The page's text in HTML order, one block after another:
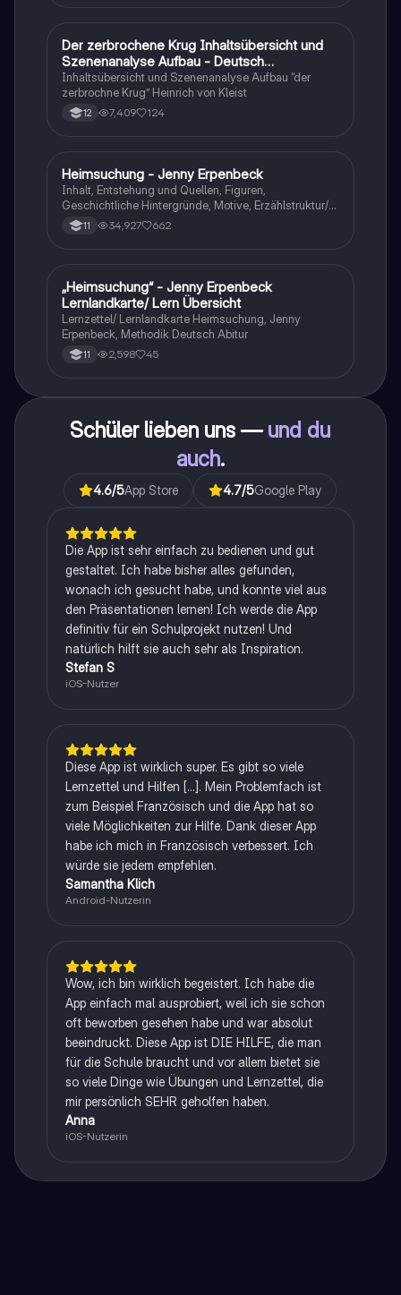
Deutsch
Der zerbrochene Krug Inhaltsübersicht und
Szenenanalyse Aufbau - Deutsch
Q1/Q2/Abitur
Inhaltsübersicht und Szenenanalyse Aufbau “der
zerbrochne Krug” Heinrich von Kleist
12 7,409 124
Deutsch
Heimsuchung - Jenny Erpenbeck
Inhalt, Entstehung und Quellen, Figuren,
Geschichtliche Hintergründe, Motive, Erzählstruktur/-
stil 11 34,927 662
Deutsch
„Heimsuchung“ - Jenny Erpenbeck
Lernlandkarte/ Lern Übersicht
Lernzettel/ Lernlandkarte Heimsuchung, Jenny
Erpenbeck, Methodik Deutsch Abitur
11 2,598 45
Schüler lieben uns — und du
auch.
4.6/5App Store 4.7/5Google Play
Die App ist sehr einfach zu bedienen und gut
gestaltet. Ich habe bisher alles gefunden,
wonach ich gesucht habe, und konnte viel aus
den Präsentationen lernen! Ich werde die App
definitiv für ein Schulprojekt nutzen! Und
natürlich hilft sie auch sehr als Inspiration.
Stefan S
iOS-Nutzer
Diese App ist wirklich super. Es gibt so viele
Lernzettel und Hilfen [...]. Mein Problemfach ist
zum Beispiel Französisch und die App hat so
viele Möglichkeiten zur Hilfe. Dank dieser App
habe ich mich in Französisch verbessert. Ich
würde sie jedem empfehlen.
Samantha Klich
Android-Nutzerin
Wow, ich bin wirklich begeistert. Ich habe die
App einfach mal ausprobiert, weil ich sie schon
oft beworben gesehen habe und war absolut
beeindruckt. Diese App ist DIE HILFE, die man
für die Schule braucht und vor allem bietet sie
so viele Dinge wie Übungen und Lernzettel, die
mir persönlich SEHR geholfen haben.
Anna
iOS-Nutzerin